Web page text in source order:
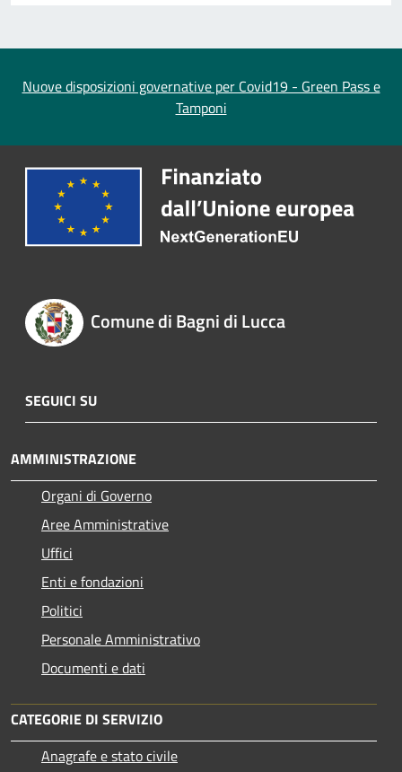
Nuove disposizioni governative per Covid19 - Green Pass e
Tamponi
Comune di Bagni di Lucca
SEGUICI SU
AMMINISTRAZIONE
Organi di Governo
Aree Amministrative
Uffici
Enti e fondazioni
Politici
Personale Amministrativo
Documenti e dati
CATEGORIE DI SERVIZIO
Anagrafe e stato civile